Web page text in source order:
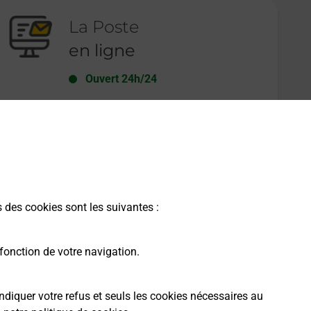
cookies sont les suivantes :
de votre navigation.
votre refus et seuls les cookies nécessaires au
La Poste
en ligne
Ouvert 24h/24